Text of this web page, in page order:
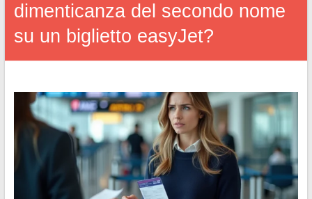
dimenticanza del secondo nome
su un biglietto easyJet?